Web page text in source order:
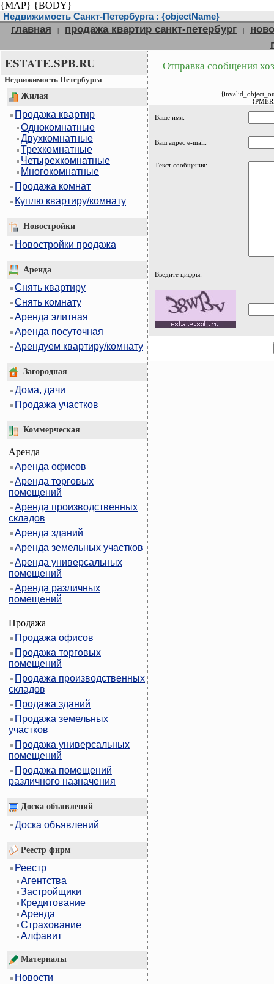
{MAP} {BODY}
Недвижимость Санкт-Петербурга : {objectName}
главная | продажа квартир санкт-петербург |
ESTATE.SPB.RU
Недвижимость Петербурга
Жилая
Продажа квартир
Однокомнатные
Двухкомнатные
Трехкомнатные
Четырехкомнатные
Многокомнатные
Продажа комнат
Куплю квартиру/комнату
Новостройки
Новостройки продажа
Аренда
Снять квартиру
Снять комнату
Аренда элитная
Аренда посуточная
Арендуем квартиру/комнату
Загородная
Дома, дачи
Продажа участков
Коммерческая
Аренда
Аренда офисов
Аренда торговых
помещений
Аренда производственных
складов
Аренда зданий
Аренда земельных участков
Аренда универсальных
помещений
Аренда различных
помещений
Продажа
Продажа офисов
Продажа торговых
помещений
Продажа производственных
складов
Продажа зданий
Продажа земельных
участков
Продажа универсальных
помещений
Продажа помещений
различного назначения
Доска объявлений
Доска объявлений
Реестр фирм
Реестр
Агентства
Застройщики
Кредитование
Аренда
Страхование
Алфавит
Материалы
Новости
Отправка сообщения
Ваше имя:
Ваш адрес e-mail:
Текст сообщения:
Введите цифры: